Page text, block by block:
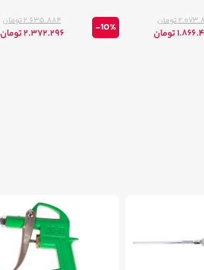
تومان
تومان
۲.۶۳۵.۸۸۴تومان
۲.۳۷۲.۲۹۶تومان -10%